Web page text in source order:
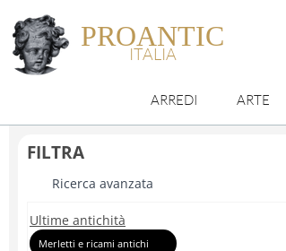
PROANTIC
ITALIA
ARREDI ARTE
FILTRA
Ricerca avanzata
Ultime antichità
Merletti e ricami antichi